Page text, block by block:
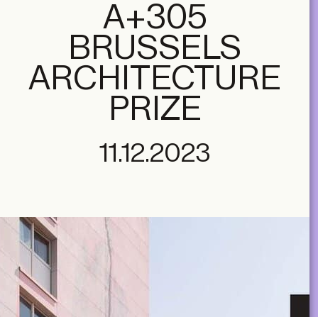
A+305
BRUSSELS
ARCHITECTURE
PRIZE
11.12.2023